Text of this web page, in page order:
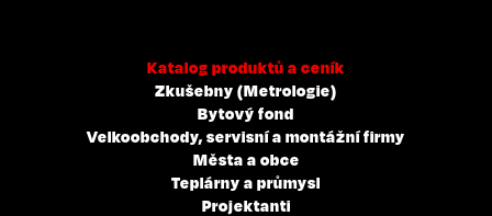
Katalog produktů a ceník
Zkušebny (Metrologie)
Bytový fond
Velkoobchody, servisní a montážní firmy
Města a obce
Teplárny a průmysl
Projektanti